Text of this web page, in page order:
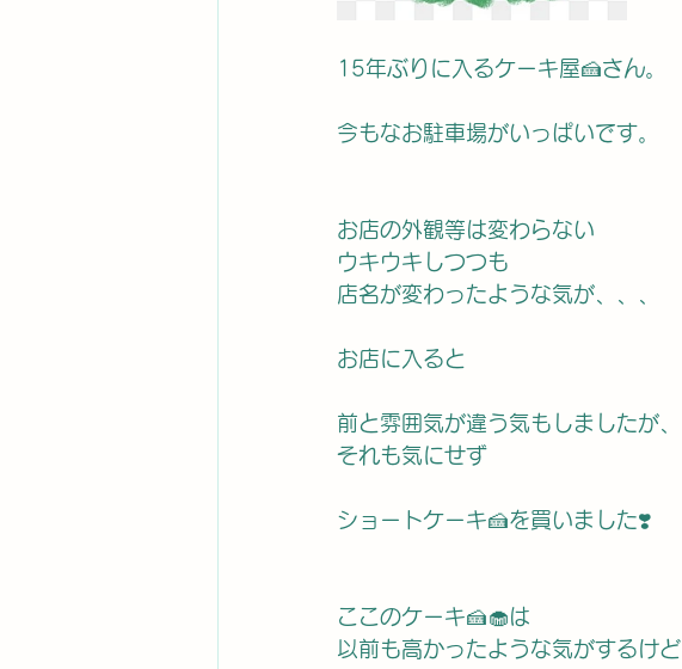
15年ぶりに入るケーキ屋🍰さん。
今もなお駐車場がいっぱいです。
お店の外観等は変わらない
ウキウキしつつも
店名が変わったような気が、、、
お店に入ると
前と雰囲気が違う気もしましたが、
それも気にせず
ショートケーキ🍰を買いました❣️
ここのケーキ🍰🧁は
以前も高かったような気がするけど